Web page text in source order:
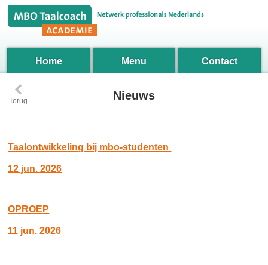
Home Menu Contact
‹
Terug Nieuws
Taalontwikkeling bij mbo‑studenten
12 jun. 2026
OPROEP
11 jun. 2026